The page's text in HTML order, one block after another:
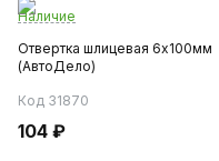
Наличие
Отвертка шлицевая 6х100мм
(АвтоДело)
Код 31870
104 ₽